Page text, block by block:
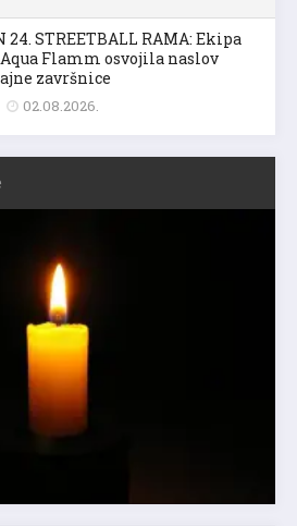
24. STREETBALL RAMA: Ekipa
Aqua Flamm osvojila naslov
završnice
02.08.2026.